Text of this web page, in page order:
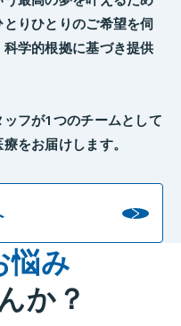
りひとりのご希望を伺
学的根拠に基づき提供
フが1つのチームとして
をお届けします。
悩み
か？